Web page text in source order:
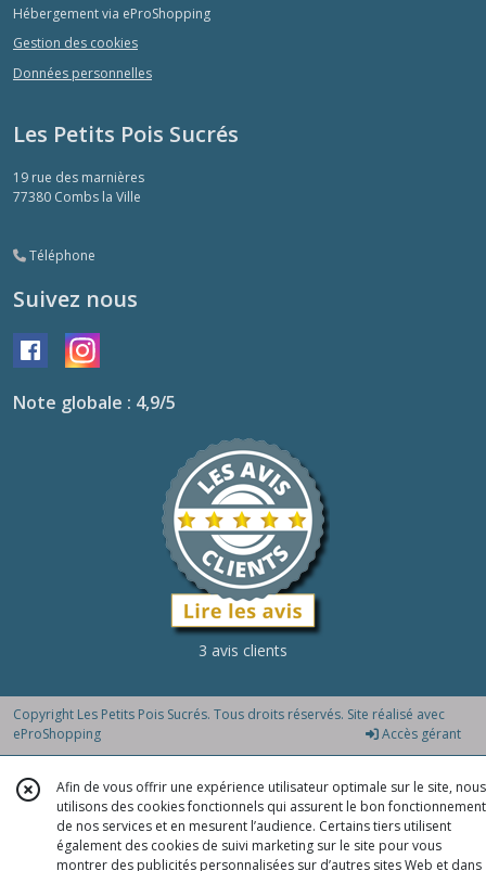
Hébergement via eProShopping
Gestion des cookies
Données personnelles
Les Petits Pois Sucrés
19 rue des marnières
77380 Combs la Ville
Téléphone
Suivez nous
Note globale : 4,9/5
3 avis clients
Copyright Les Petits Pois Sucrés. Tous droits réservés. Site réalisé avec
eProShopping
Accès gérant
Afin de vous offrir une expérience utilisateur optimale sur le site, nous
utilisons des cookies fonctionnels qui assurent le bon fonctionnement
de nos services et en mesurent l’audience. Certains tiers utilisent
également des cookies de suivi marketing sur le site pour vous
montrer des publicités personnalisées sur d’autres sites Web et dans